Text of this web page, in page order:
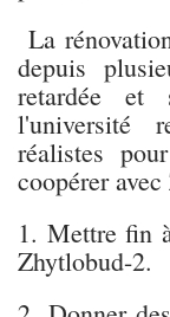
La
depuis
retardée et
l'université
réalistes
coopérer
1. Mettre fin
Zhytlobud-2.